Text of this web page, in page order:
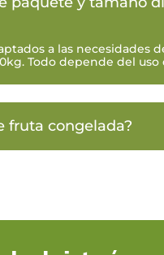
a las necesidades
Todo depende del
fruta congelada?